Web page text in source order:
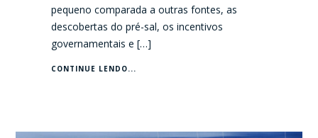
pequeno comparada a outras fontes, as
descobertas do pré-sal, os incentivos
governamentais e […]
CONTINUE LENDO...